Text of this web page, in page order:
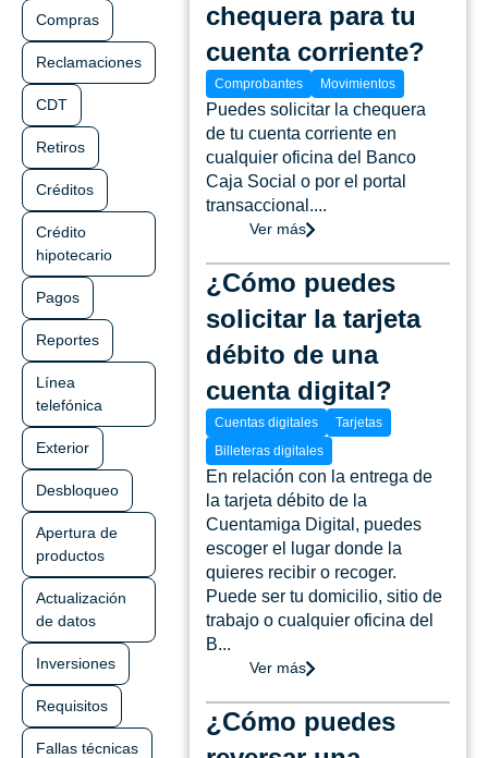
Compras
Reclamaciones
CDT
Retiros
Créditos
Crédito
hipotecario
Pagos
Reportes
Línea
telefónica
Exterior
Desbloqueo
Apertura de
productos
Actualización
de datos
Inversiones
Requisitos
Fallas técnicas
chequera para tu
cuenta corriente?
Comprobantes Movimientos
Puedes solicitar la chequera
de tu cuenta corriente en
cualquier oficina del Banco
Caja Social o por el portal
transaccional....
Ver más
¿Cómo puedes
solicitar la tarjeta
débito de una
cuenta digital?
Cuentas digitales
Tarjetas
Billeteras digitales
En relación con la entrega de
la tarjeta débito de la
Cuentamiga Digital, puedes
escoger el lugar donde la
quieres recibir o recoger.
Puede ser tu domicilio, sitio de
trabajo o cualquier oficina del
B...
Ver más
¿Cómo puedes